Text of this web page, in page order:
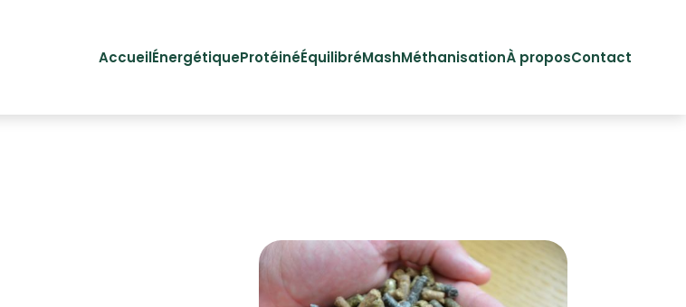
AccueilÉnergétiqueProtéinéÉquilibréMashMéthanisationÀ proposContact